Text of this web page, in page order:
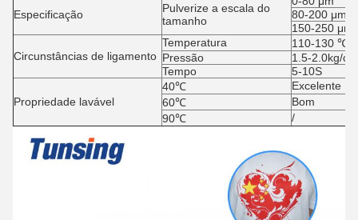
Especificação
Pulverize a escala do
tamanho
80-200 μm
150-250 μm
Circunstâncias de ligamento
Temperatura
110-130 ℃
Pressão
1.5-2.0kg/
Tempo
5-10S
Propriedade lavável
40℃
Excelente
60℃
Bom
90℃
/